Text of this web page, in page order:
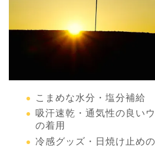
こまめな水分・塩分補給
吸汗速乾・通気性の良い
の着用
冷感グッズ・日焼け止め